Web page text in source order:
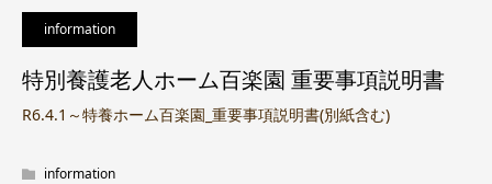
information
特別養護老人ホーム百楽園 重要事項説明書
R6.4.1～特養ホーム百楽園_重要事項説明書(別紙含む)
information